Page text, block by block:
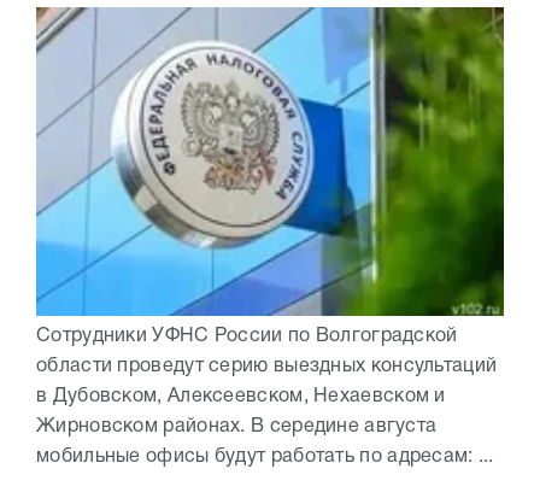
Сотрудники УФНС России по Волгоградской
области проведут серию выездных консультаций
в Дубовском, Алексеевском, Нехаевском и
Жирновском районах. В середине августа
мобильные офисы будут работать по адресам: ...